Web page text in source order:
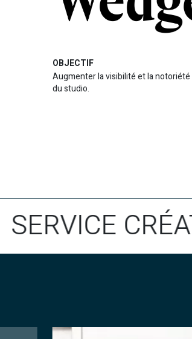
OBJECTIF
Augmenter la visibilité et la notoriété
du studio.
CRÉATIF